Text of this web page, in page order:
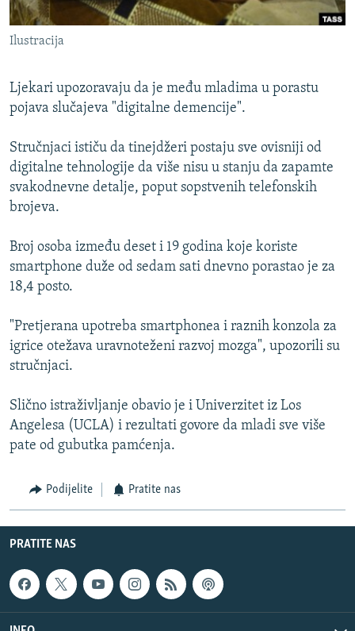
VIŠE OD NASLOVA
GENOCID U SREBRENICI
POPLAVE I KLIZIŠTA U BIH 2024.
TV LIBERTY
MOJA EVROPA
TRI DECENIJE OD RATA U BIH
NASTANAK I RASPAD JUGOSLAVIJE
PRATITE NAS
Sve RFE/RL stranice
Ilustracija
Ljekari upozoravaju da je među mladima u porastu
pojava slučajeva "digitalne demencije".
Stručnjaci ističu da tinejdžeri postaju sve ovisniji od
digitalne tehnologije da više nisu u stanju da zapamte
svakodnevne detalje, poput sopstvenih telefonskih
brojeva.
Broj osoba između deset i 19 godina koje koriste
smartphone duže od sedam sati dnevno porastao je za
18,4 posto.
"Pretjerana upotreba smartphonea i raznih konzola za
igrice otežava uravnoteženi razvoj mozga", upozorili su
stručnjaci.
Slično istraživljanje obavio je i Univerzitet iz Los
Angelesa (UCLA) i rezultati govore da mladi sve više
pate od gubutka pamćenja.
Podijelite Pratite nas
PRATITE NAS